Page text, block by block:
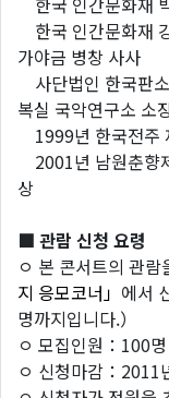
한국 인간문화재
가야금 병창 사사
사단법인 한국판
복실 국악연구소 소
1999년 한국전주
2001년 남원춘향
상
■ 관람 신청 요령
ㅇ 본 콘서트의 관
지 응모코너」 에서
명까지입니다.）
ㅇ 모집인원：100명
ㅇ 신청마감：2011